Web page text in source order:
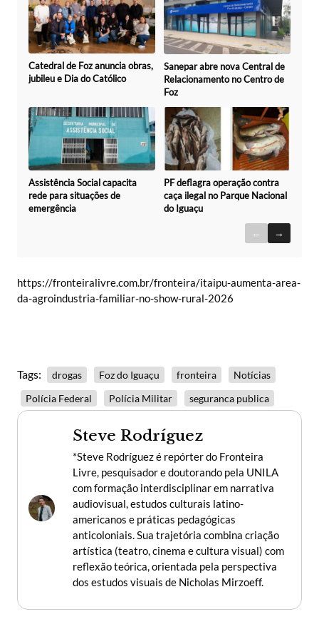
Catedral de Foz anuncia obras,
jubileu e Dia do Católico
Sanepar abre nova Central de
Relacionamento no Centro de
Foz
Assistência Social capacita
rede para situações de
emergência
PF deflagra operação contra
caça ilegal no Parque Nacional
do Iguaçu
← →
https://fronteiralivre.com.br/fronteira/itaipu-aumenta-area-
da-agroindustria-familiar-no-show-rural-2026
Tags: drogas Foz do Iguaçu fronteira
Notícias
Polícia Federal
Polícia Militar seguranca publica
Steve Rodríguez
*Steve Rodríguez é repórter do Fronteira
Livre, pesquisador e doutorando pela UNILA
com formação interdisciplinar em narrativa
audiovisual, estudos culturais latino-
americanos e práticas pedagógicas
anticoloniais. Sua trajetória combina criação
artística (teatro, cinema e cultura visual) com
reflexão teórica, orientada pela perspectiva
dos estudos visuais de Nicholas Mirzoeff.